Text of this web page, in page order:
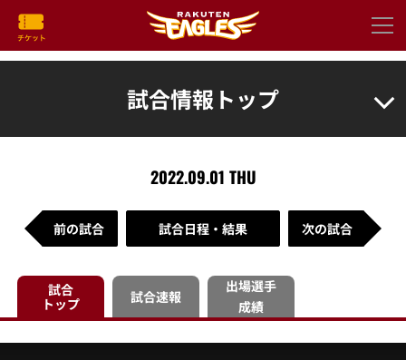
試合情報トップ
2022.09.01 THU
前の試合 試合日程・結果 次の試合
試合
トップ
試合速報
出場選手
成績